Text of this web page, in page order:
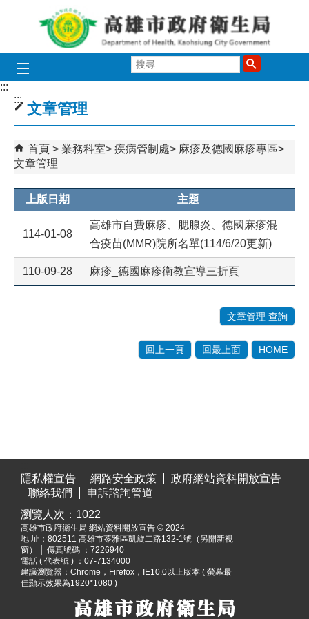
跳到主要內容區塊
尋
:::
:::
文章管理
首頁 業務科室 疾病管制處
麻疹及德國麻疹專區
文章管理
上版日期 主題
114-01-08
高雄市自費麻疹、腮腺炎、德國麻疹混
合疫苗(MMR)院所名單(114/6/20更新)
110-09-28 麻疹_德國麻疹衛教宣導三折頁
文章管理 查詢
回上一頁 回最上面 HOME
隱私權宣告
網路安全政策
政府網站資料開放宣告
聯絡我們
申訴諮詢管道
瀏覽人次： 1022
高雄市政府衛生局 網站資料開放宣告 © 2024
地 址： 802511 高雄市苓雅區凱旋二路132-1號（另開新視
窗）
│ 傳真號碼 ：7226940
電話 ( 代表號 ) ：07-7134000
建議瀏覽器：Chrome，Firefox，IE10.0以上版本 ( 螢幕最
佳顯示效果為1920*1080 )